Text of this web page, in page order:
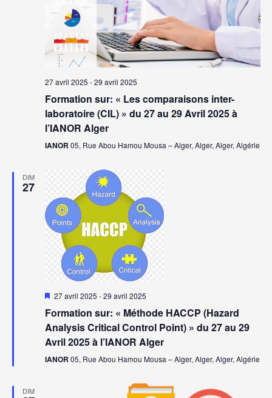
27 avril 2025 -29 avril 2025
Formation sur: « Les comparaisons inter-
laboratoire (CIL) » du 27 au 29 Avril 2025 à
l’IANOR Alger
IANOR 05, Rue Abou Hamou Mousa – Alger, Alger, Alger, Algérie
DIM
27
Mis
avant
27 avril 2025 -29 avril 2025
Formation sur: « Méthode HACCP (Hazard
Analysis Critical Control Point) » du 27 au 29
Avril 2025 à l’IANOR Alger
IANOR 05, Rue Abou Hamou Mousa – Alger, Alger, Alger, Algérie
DIM